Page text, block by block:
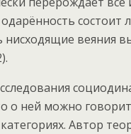
состоит
нисходящие веяния
о ней можно
Автор